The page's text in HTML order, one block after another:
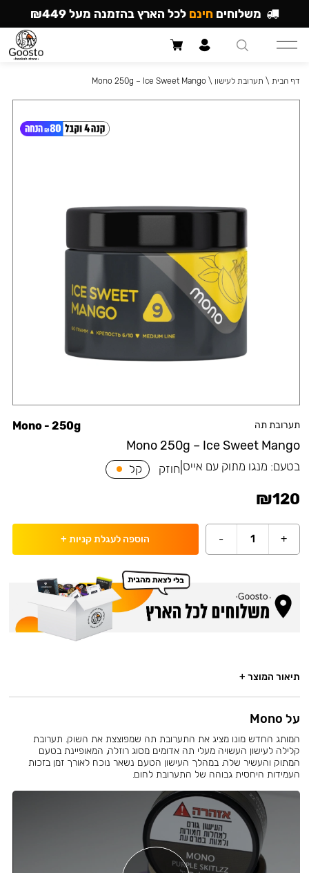
תערובת תה
Mono 250g – Ice Sweet Mango
Mono - 250g
בטעם: מנגו מתוק עם אייס חוזק קל
₪120
+
1
- הוספה לעגלת קניות +
דף הבית \ תערובת לעישון \
Mono 250g – Ice Sweet Mango
תיאור המוצר +
על Mono
המותג החדש מונו מציג את התערובת תה שמפוצצת את השוק. תערובת
קלילה לעישון העשויה מעלי תה אדומים מסוג רוזלה, המאופיינת בטעם
המתוק והעשיר שלה. במהלך העישון הטעם נשאר נוכח לאורך זמן בזכות
העמידות היחסית גבוהה של התערובת לחום.
משלוחים חינם לכל הארץ בהזמנה מעל ₪449